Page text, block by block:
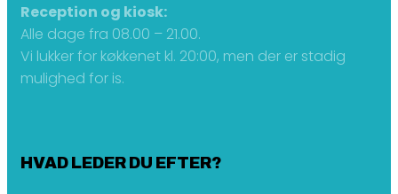
Reception og kiosk:
Alle dage fra 08.00 – 21.00.
Vi lukker for køkkenet kl. 20:00, men der er stadig
mulighed for is.
HVAD LEDER DU EFTER?